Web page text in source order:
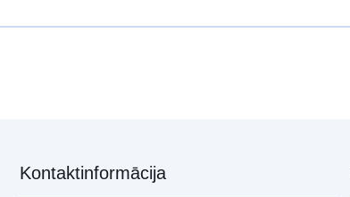
Kontaktinformācija